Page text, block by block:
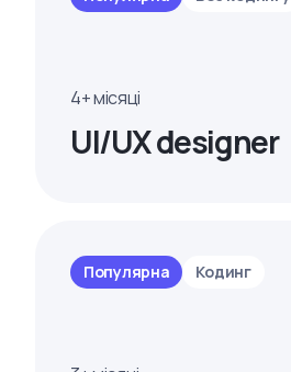
4+ місяці
UI/UX designer
Популярна Кодинг